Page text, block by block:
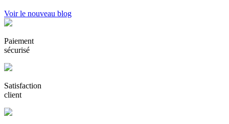
Voir le nouveau blog
Paiement
sécurisé
Satisfaction
client